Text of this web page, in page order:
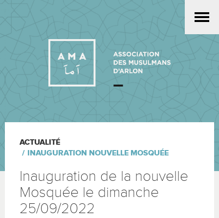
ACTUALITÉ
INAUGURATION NOUVELLE MOSQUÉE
Inauguration de la nouvelle
Mosquée le dimanche
25/09/2022